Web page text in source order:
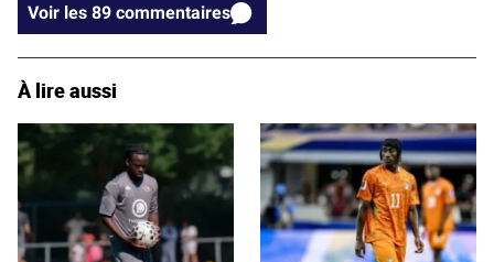
Voir les 89 commentaires
À lire aussi